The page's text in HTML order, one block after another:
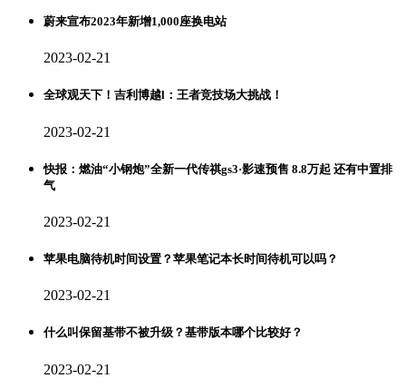
蔚来宣布2023年新增1,000座换电站
2023-02-21
全球观天下！吉利博越l：王者竞技场大挑战！
2023-02-21
快报：燃油“小钢炮”全新一代传祺gs3·影速预售 8.8万起 还有中置排
气
2023-02-21
苹果电脑待机时间设置？苹果笔记本长时间待机可以吗？
2023-02-21
什么叫保留基带不被升级？基带版本哪个比较好？
2023-02-21